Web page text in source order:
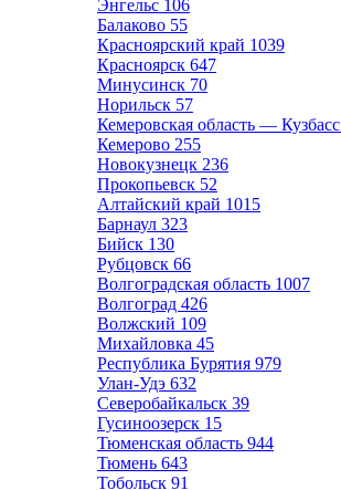
Энгельс 106
Балаково 55
Красноярский край 1039
Красноярск 647
Минусинск 70
Норильск 57
Кемеровская область — Кузбасс
Кемерово 255
Новокузнецк 236
Прокопьевск 52
Алтайский край 1015
Барнаул 323
Бийск 130
Рубцовск 66
Волгоградская область 1007
Волгоград 426
Волжский 109
Михайловка 45
Республика Бурятия 979
Улан-Удэ 632
Северобайкальск 39
Гусиноозерск 15
Тюменская область 944
Тюмень 643
Тобольск 91